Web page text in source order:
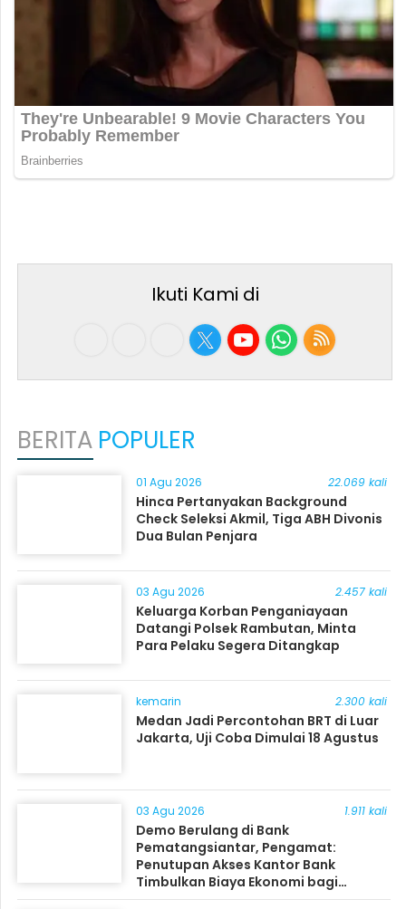
Ikuti Kami di
BERITA POPULER
01 Agu 2026 22.069 kali
Hinca Pertanyakan Background
Check Seleksi Akmil, Tiga ABH Divonis
Dua Bulan Penjara
03 Agu 2026 2.457 kali
Keluarga Korban Penganiayaan
Datangi Polsek Rambutan, Minta
Para Pelaku Segera Ditangkap
kemarin 2.300 kali
Medan Jadi Percontohan BRT di Luar
Jakarta, Uji Coba Dimulai 18 Agustus
03 Agu 2026 1.911 kali
Demo Berulang di Bank
Pematangsiantar, Pengamat:
Penutupan Akses Kantor Bank
Timbulkan Biaya Ekonomi bagi
Masyarakat